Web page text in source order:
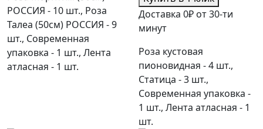
РОССИЯ - 10 шт., Роза
Талеа (50см) РОССИЯ - 9
шт., Современная
упаковка - 1 шт., Лента
атласная - 1 шт.
Доставка 0₽ от 30-ти
минут
Роза кустовая
пионовидная - 4 шт.,
Статица - 3 шт.,
Современная упаковка -
1 шт., Лента атласная - 1
шт.